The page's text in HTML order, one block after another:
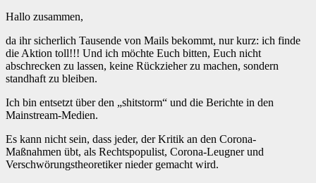
Hallo zusammen,
da ihr sicherlich Tausende von Mails bekommt, nur kurz: ich finde
die Aktion toll!!! Und ich möchte Euch bitten, Euch nicht
abschrecken zu lassen, keine Rückzieher zu machen, sondern
standhaft zu bleiben.
Ich bin entsetzt über den „shitstorm“ und die Berichte in den
Mainstream-Medien.
Es kann nicht sein, dass jeder, der Kritik an den Corona-
Maßnahmen übt, als Rechtspopulist, Corona-Leugner und
Verschwörungstheoretiker nieder gemacht wird.